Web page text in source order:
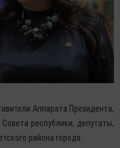
Аппарата Президента,
республики, депутаты,
района города.